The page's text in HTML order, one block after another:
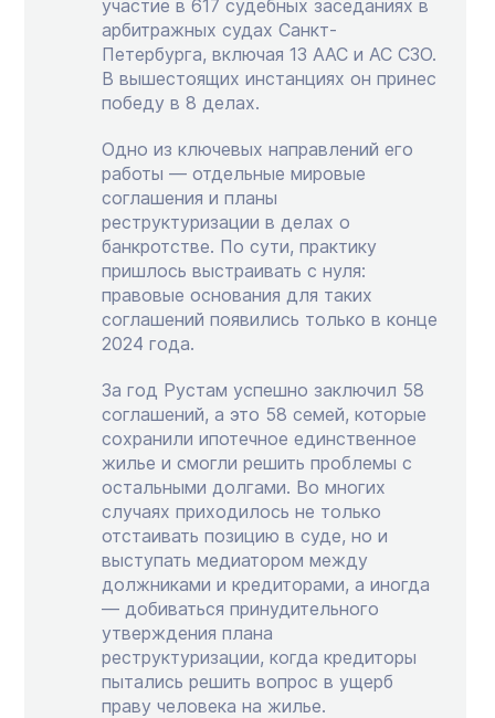
участие в 617 судебных заседаниях в
арбитражных судах Санкт-
Петербурга, включая 13 ААС и АС СЗО.
В вышестоящих инстанциях он принес
победу в 8 делах.
Одно из ключевых направлений его
работы — отдельные мировые
соглашения и планы
реструктуризации в делах о
банкротстве. По сути, практику
пришлось выстраивать с нуля:
правовые основания для таких
соглашений появились только в конце
2024 года.
За год Рустам успешно заключил 58
соглашений, а это 58 семей, которые
сохранили ипотечное единственное
жилье и смогли решить проблемы с
остальными долгами. Во многих
случаях приходилось не только
отстаивать позицию в суде, но и
выступать медиатором между
должниками и кредиторами, а иногда
— добиваться принудительного
утверждения плана
реструктуризации, когда кредиторы
пытались решить вопрос в ущерб
праву человека на жилье.